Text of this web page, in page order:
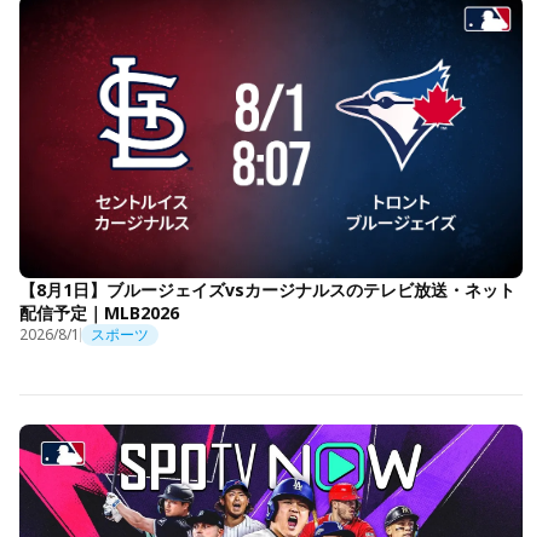
【8月1日】ブルージェイズvsカージナルスのテレビ放送・ネット
配信予定｜MLB2026
2026/8/1 スポーツ